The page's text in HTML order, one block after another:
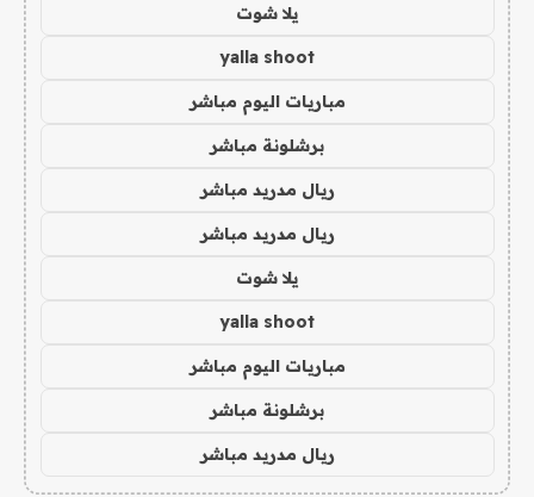
يلا شوت
yalla shoot
مباريات اليوم مباشر
برشلونة مباشر
ريال مدريد مباشر
ريال مدريد مباشر
يلا شوت
yalla shoot
مباريات اليوم مباشر
برشلونة مباشر
ريال مدريد مباشر